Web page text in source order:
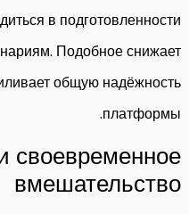
в подготовленности
Подобное снижает
общую надёжность
платформы.
своевременное
вмешательство